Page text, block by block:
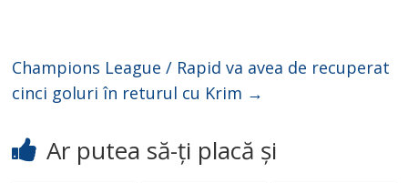
Champions League / Rapid va avea de recuperat
cinci goluri în returul cu Krim →
Ar putea să-ți placă și